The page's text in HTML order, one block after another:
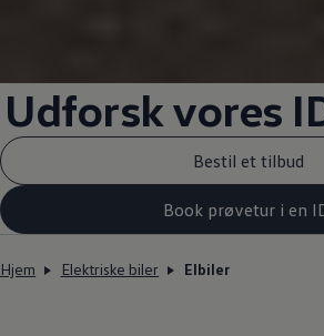
Udforsk vores
Bestil et tilbud
Book prøvetur i en
Hjem Elektriske biler Elbiler